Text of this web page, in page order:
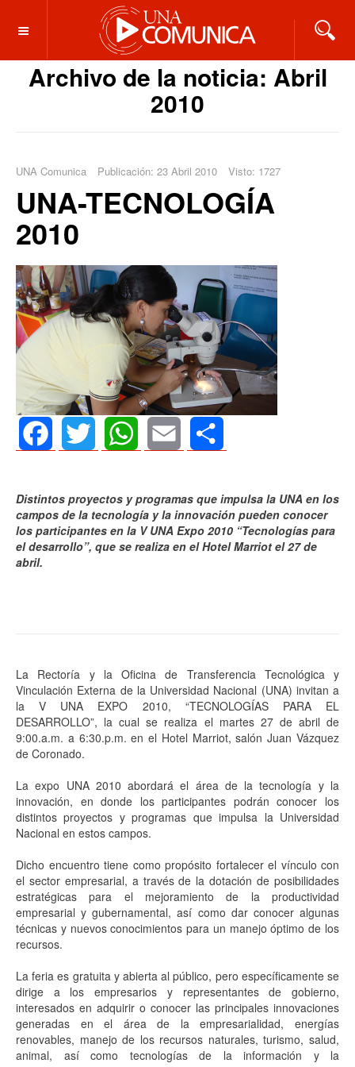
OFF CANVAS
Archivo de la noticia: Abril
2010
UNA Comunica Publicación: 23 Abril 2010 Visto: 1727
UNA-TECNOLOGÍA
2010
Distintos proyectos y programas que impulsa la UNA en los
campos de la tecnología y la innovación pueden conocer
los participantes en la V UNA Expo 2010 “Tecnologías para
el desarrollo”, que se realiza en el Hotel Marriot el 27 de
abril.
La Rectoría y la Oficina de Transferencia Tecnológica y
Vinculación Externa de la Universidad Nacional (UNA) invitan a
la V UNA EXPO 2010, “TECNOLOGÍAS PARA EL
DESARROLLO”, la cual se realiza el martes 27 de abril de
9:00.a.m. a 6:30.p.m. en el Hotel Marriot, salón Juan Vázquez
de Coronado.
La expo UNA 2010 abordará el área de la tecnología y la
innovación, en donde los participantes podrán conocer los
distintos proyectos y programas que impulsa la Universidad
Nacional en estos campos.
Dicho encuentro tiene como propósito fortalecer el vínculo con
el sector empresarial, a través de la dotación de posibilidades
estratégicas para el mejoramiento de la productividad
empresarial y gubernamental, así como dar conocer algunas
técnicas y nuevos conocimientos para un manejo óptimo de los
recursos.
La feria es gratuita y abierta al público, pero específicamente se
dirige a los empresarios y representantes de gobierno,
interesados en adquirir o conocer las principales innovaciones
generadas en el área de la empresarialidad, energías
renovables, manejo de los recursos naturales, turismo, salud,
animal, así como tecnologías de la información y la